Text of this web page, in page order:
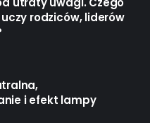
uczy rodziców, liderów
i efekt lampy